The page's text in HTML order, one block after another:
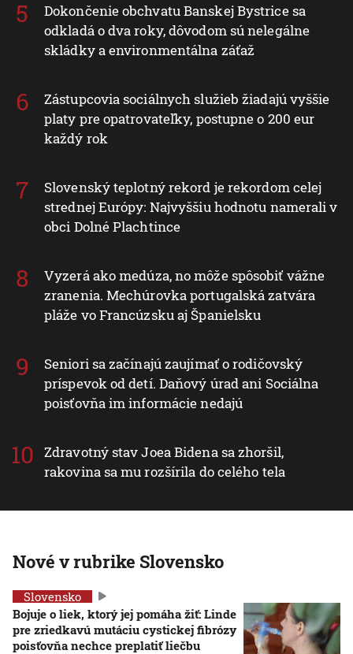
Dokončenie obchvatu Banskej Bystrice sa
odkladá o dva roky, dôvodom sú nelegálne
skládky a environmentálna záťaž
Zástupcovia sociálnych služieb žiadajú vyššie
platy pre opatrovateľky, postupne o 200 eur
každý rok
Slovenský teplotný rekord je rekordom celej
strednej Európy: Najvyššiu hodnotu namerali v
obci Dolné Plachtince
Vyzerá ako medúza, no môže spôsobiť vážne
zranenia. Mechúrovka portugalská zatvára
pláže vo Francúzsku aj Španielsku
Seniori sa začínajú zaujímať o rodičovský
príspevok od detí. Daňový úrad ani Sociálna
poisťovňa im informácie nedajú
Zdravotný stav Joea Bidena sa zhoršil,
rakovina sa mu rozšírila do celého tela
Nové v rubrike Slovensko
Slovensko
Bojuje o liek, ktorý jej pomáha žiť: Linde
pre zriedkavú mutáciu cystickej fibrózy
poisťovňa nechce preplatiť liečbu